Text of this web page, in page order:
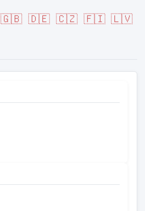
🇬🇧 🇩🇪 🇨🇿 🇫🇮 🇱🇻